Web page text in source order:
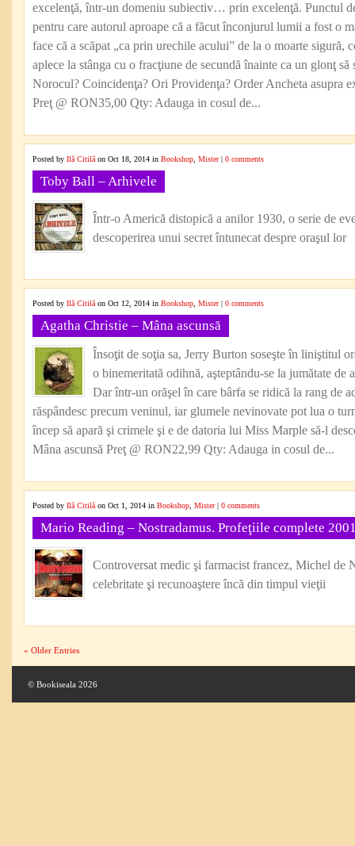
excelenţă, într-un domeniu subiectiv… prin excelenţă. Punctul
pentru care autorul aproape că a făcut înconjurul lumii a fost o
face că a scăpat „ca prin urechile acului” de la o moarte sigură,
aplece la stânga cu o fracţiune de secundă înainte ca un glonţ să
Norocul? Coincidenţa? Ori Providenţa? Order Ancheta asupra
Preţ @ RON35,00 Qty: Adauga in cosul de...
Posted by Ilă Citilă on Oct 18, 2014 in Bookshop Mister| 0 comments
Toby Ball – Arhivele
Într-o Americă distopică a anilor 1930, o serie de
descoperirea unui secret întunecat despre oraşul lor
Posted by Ilă Citilă on Oct 12, 2014 in Bookshop Mister| 0 comments
Agatha Christie – Mâna ascunsă
Însoţit de soţia sa, Jerry Burton soseşte în liniştitul
o binemeritată odihnă, aşteptându-se la jumătate de
Dar într-un orăşel în care bârfa se ridică la rang de
răspândesc precum veninul, iar glumele nevinovate pot lua o
încep să apară şi crimele şi e de datoria lui Miss Marple să-l
Mâna ascunsă Preţ @ RON22,99 Qty: Adauga in cosul de...
Posted by Ilă Citilă on Oct 1, 2014 in Bookshop Mister| 0 comments
Mario Reading – Nostradamus. Profeţiile complete
Controversat medic şi farmacist francez, Michel de
celebritate şi recunoaştere încă din timpul vieţii
« Older Entries
© Bookiseala 2026